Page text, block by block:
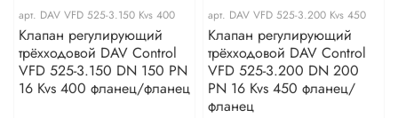
арт. DAV VFD 525-3.150 Kvs 400
Клапан регулирующий
трёхходовой DAV Control
VFD 525-3.150 DN 150 PN
16 Kvs 400 фланец/фланец
арт. DAV VFD 525-3.200 Kvs 450
Клапан регулирующий
трёхходовой DAV Control
VFD 525-3.200 DN 200
PN 16 Kvs 450 фланец/
фланец